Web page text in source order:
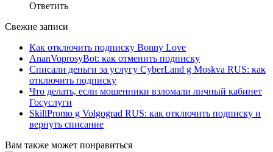
Ответить
Свежие записи
Как отключить подписку Bonny Love
AnanVoprosyBot: как отменить подписку
Списали деньги за услугу CyberLand g Moskva RUS: как
отключить подписку
Что делать, если мошенники взломали личный кабинет
Госуслуги
SkillPromo g Volgograd RUS: как отключить подписку и
вернуть списание
Вам также может понравиться